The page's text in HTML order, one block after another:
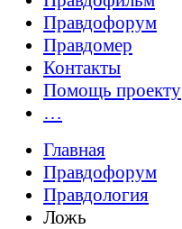
Правдофорум
Правдомер
Контакты
Помощь проекту
…
Главная
Правдофорум
Правдология
Ложь